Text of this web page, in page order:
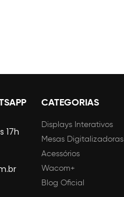
17h
CATEGORIAS
Displays Interativos
Mesas Digitalizadoras
Acessórios
Wacom+
Blog Oficial